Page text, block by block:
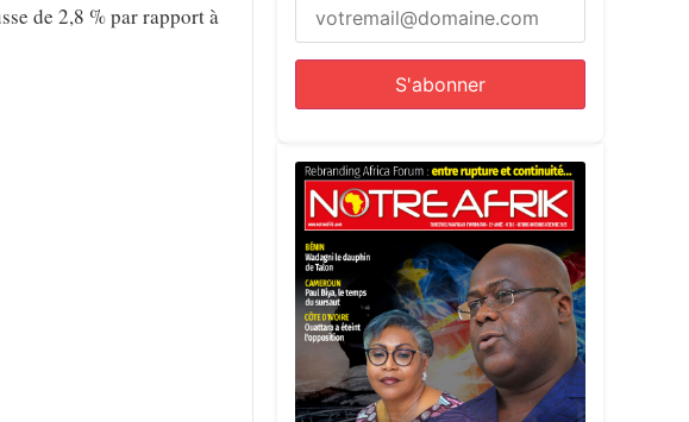
de 2,8 % par rapport à